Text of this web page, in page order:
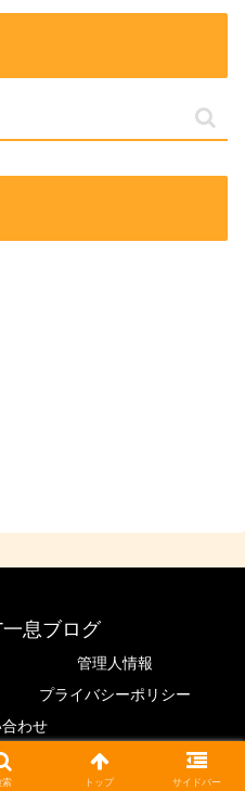
息ブログ
管理人情報
プライバシーポリシー
わせ
一息ブログ.
索 トップ サイドバー